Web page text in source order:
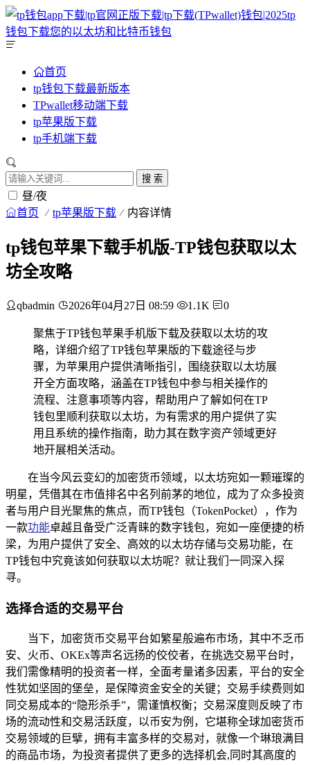
首页
tp钱包下载最新版本
TPwallet移动端下载
tp苹果版下载
tp手机端下载
搜 索
昼/夜
首页 tp苹果版下载 内容详情
tp钱包苹果下载手机版-TP钱包获取以太
坊全攻略
qbadmin 2026年04月27日 08:59 1.1K 0
聚焦于TP钱包苹果手机版下载及获取以太坊的攻
略，详细介绍了TP钱包苹果版的下载途径与步
骤，为苹果用户提供清晰指引，围绕获取以太坊展
开全方面攻略，涵盖在TP钱包中参与相关操作的
流程、注意事项等内容，帮助用户了解如何在TP
钱包里顺利获取以太坊，为有需求的用户提供了实
用且系统的操作指南，助力其在数字资产领域更好
地开展相关活动。
在当今风云变幻的加密货币领域，以太坊宛如一颗璀璨的
明星，凭借其在市值排名中名列前茅的地位，成为了众多投资
者与用户目光聚焦的焦点，而TP钱包（TokenPocket），作为
一款功能卓越且备受广泛青睐的数字钱包，宛如一座便捷的桥
梁，为用户提供了安全、高效的以太坊存储与交易功能，在
TP钱包中究竟该如何获取以太坊呢？就让我们一同深入探
寻。
选择合适的交易平台
当下，加密货币交易平台如繁星般遍布市场，其中不乏币
安、火币、OKEx等声名远扬的佼佼者，在挑选交易平台时，
我们需像精明的投资者一样，全面考量诸多因素，平台的安全
性犹如坚固的堡垒，是保障资金安全的关键；交易手续费则如
同交易成本的“隐形杀手”，需谨慎权衡；交易深度则反映了市
场的流动性和交易活跃度，以币安为例，它堪称全球加密货币
交易领域的巨擘，拥有丰富多样的交易对，就像一个琳琅满目
的商品市场，为投资者提供了更多的选择机会,同时其高度的